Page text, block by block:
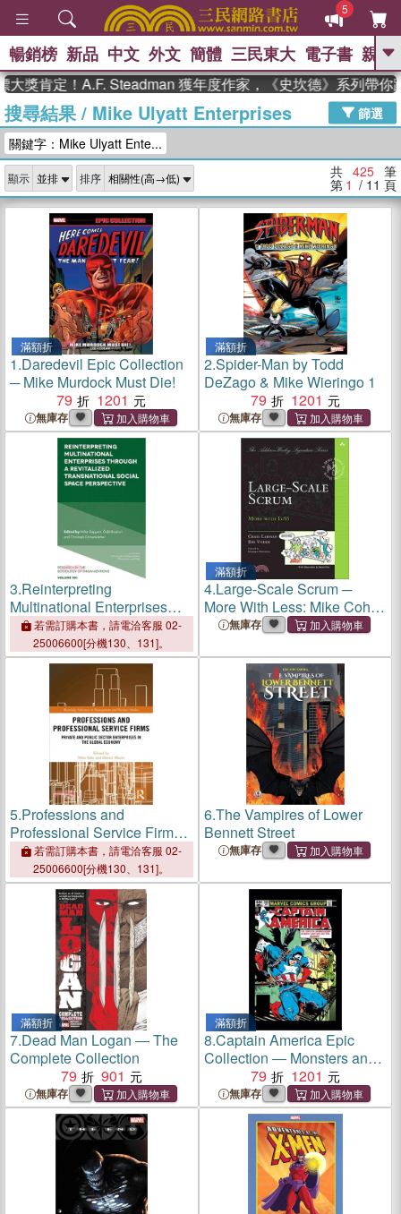
5
GO
熱搜： 東野圭吾 、 高希均教授回憶錄
、 The Odyssey 、 父親節 、 如果歷
獎 臺灣漫遊錄 、 方念華 、 台灣的李
登輝時代
數學女孩：黎曼猜想 、
偉大的迷走神經
暢銷榜 新品 中文 外文 簡體 三民東大 電子書 親子
定！A.F. Steadman 獲年度作家，《史坎德》系列帶你踏上熱
搜尋結果/ Mike Ulyatt Enterprises
篩選
關鍵字：Mike Ulyatt Ente...
顯示 排序 共 425 筆
第 1 / 11 頁
滿額折
1.Daredevil Epic Collection
─ Mike Murdock Must Die!
79
1201
無庫存
滿額折
2.Spider-Man by Todd
DeZago & Mike Wieringo 1
79
1201
無庫存
3.Reinterpreting
Multinational Enterprises
Through a Revitalized
Transnational Social Space
Perspective
若需訂購本書，請電洽客服 02-
25006600[分機130、131]。
滿額折
4.Large-Scale Scrum ─
More With Less: Mike Cohn
Signature Book
無庫存
5.Professions and
Professional Service Firms
― Private and Public Sector
Enterprises in the Global
Economy
若需訂購本書，請電洽客服 02-
25006600[分機130、131]。
6.The Vampires of Lower
Bennett Street
無庫存
滿額折
7.Dead Man Logan ― The
Complete Collection
79
901
無庫存
滿額折
8.Captain America Epic
Collection ― Monsters and
79 1201
無庫存